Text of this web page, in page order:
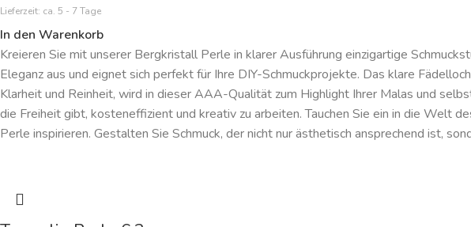
Lieferzeit: ca. 5 - 7 Tage
In den Warenkorb
Kreieren Sie mit unserer Bergkristall Perle in klarer Ausführung einzigartige
Eleganz aus und eignet sich perfekt für Ihre DIY-Schmuckprojekte. Das klare
Klarheit und Reinheit, wird in dieser AAA-Qualität zum Highlight Ihrer Malas und
die Freiheit gibt, kosteneffizient und kreativ zu arbeiten. Tauchen Sie ein in die Welt
Perle inspirieren. Gestalten Sie Schmuck, der nicht nur ästhetisch ansprechend ist,